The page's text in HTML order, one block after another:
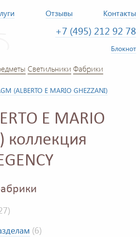
Отзывы Контакты
+7 (495) 212 92 78
Блокнот
Светильники Фабрики
(ALBERTO E MARIO GHEZZANI)
E MARIO
коллекция
(6)